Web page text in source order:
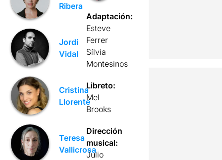
Ribera
Jordi
Vidal
Cristina
Llorente
Teresa
Vallicrosa
Adaptación:
Esteve
Ferrer
Sílvia
Montesinos
Libreto:
Mel
Brooks
Dirección
musical:
Julio